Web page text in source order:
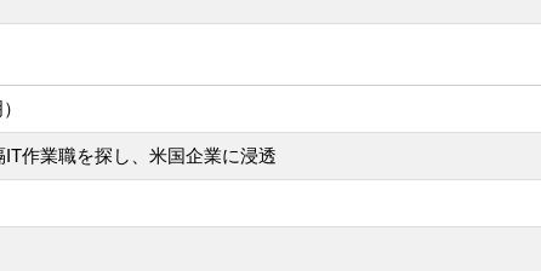
作業職を探し、米国企業に浸透